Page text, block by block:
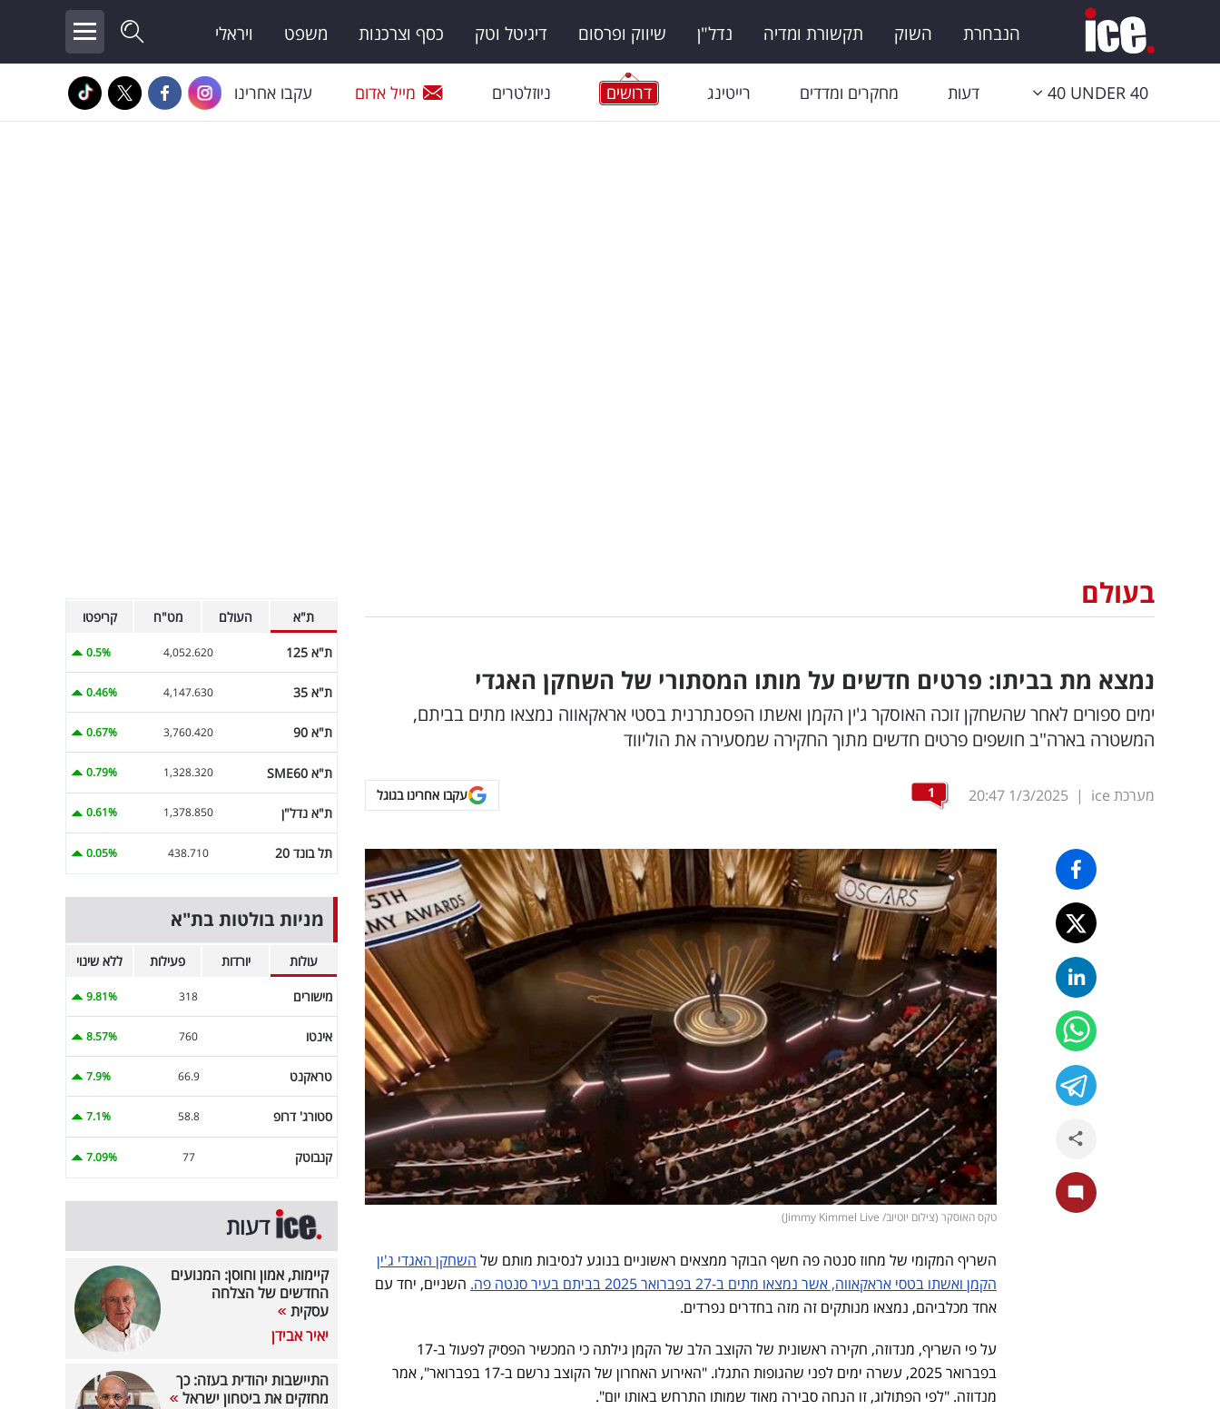
הנבחרת השוק תקשורת ומדיה נדל"ן שיווק ופרסום דיגיטל וטק כסף וצרכנות משפט ויראלי
40 UNDER 40 דעות מחקרים ומדדים רייטינג דרושים ניוזלטרים מייל אדום עקבו אחרינו
בעולם
נמצא מת בביתו: פרטים חדשים על מותו המסתורי של השחקן האגדי
ימים ספורים לאחר שהשחקן זוכה האוסקר ג'ין הקמן ואשתו הפסנתרנית בסטי אראקאווה נמצאו מתים בביתם,
המשטרה בארה"ב חושפים פרטים חדשים מתוך החקירה שמסעירה את הוליווד
מערכת ice |
1/3/2025
20:47
1 עקבו אחרינו בגוגל
טקס האוסקר (צילום יוטיוב/ Jimmy Kimmel Live)
השריף המקומי של מחוז סנטה פה חשף הבוקר ממצאים ראשוניים בנוגע לנסיבות מותם של השחקן האגדי ג'ין
הקמן ואשתו בטסי אראקאווה, אשר נמצאו מתים ב-27 בפברואר 2025 בביתם בעיר סנטה פה.
השניים, יחד עם
אחד מכלביהם, נמצאו מנותקים זה מזה בחדרים נפרדים.
על פי השריף, מנדוזה, חקירה ראשונית של הקוצב הלב של הקמן גילתה כי המכשיר הפסיק לפעול ב-17
בפברואר 2025, עשרה ימים לפני שהגופות התגלו. "האירוע האחרון של הקוצב נרשם ב-17 בפברואר", אמר
מנדוזה. "לפי הפתולוג, זו הנחה סבירה מאוד שמותו התרחש באותו יום".
ת"א העולם מט"ח קריפטו
ת"א 125 4,052.620
0.5%
ת"א 35 4,147.630
0.46%
ת"א 90 3,760.420
0.67%
ת"א SME60 1,328.320
0.79%
ת"א נדל"ן 1,378.850
0.61%
תל בונד 20 438.710
0.05%
מניות בולטות בת"א
עולות יורדות פעילות ללא שינוי
מישורים 318
9.81%
אינטו 760
8.57%
טראקנט 66.9
7.9%
סטורג' דרופ 58.8
7.1%
קנבוטק 77
7.09%
דעות
קיימות, אמון וחוסן: המנועים
החדשים של הצלחה
עסקית
יאיר אבידן
התיישבות יהודית בעזה: כך
מחזקים את ביטחון ישראל